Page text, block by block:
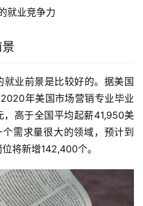
就业竞争力
年美国市场营销专业毕业
高于全国平均起薪41,950美
需求量很大的领域，预计到
将新增142,400个。